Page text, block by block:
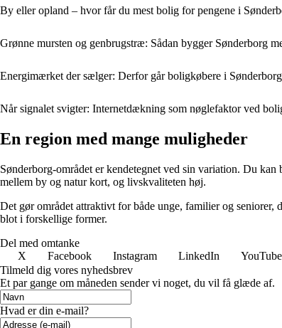
By eller opland – hvor får du mest bolig for pengene i
Grønne mursten og genbrugstræ: Sådan bygger Sønderborg
Energimærket der sælger: Derfor går boligkøbere i
Når signalet svigter: Internetdækning som nøglefaktor ved
En region med mange muligheder
Sønderborg-området er kendetegnet ved sin variation. Du
mellem by og natur kort, og livskvaliteten høj.
Det gør området attraktivt for både unge, familier og
blot i forskellige former.
Del med omtanke
X
Facebook Instagram LinkedIn YouTube
Tilmeld dig vores nyhedsbrev
Et par gange om måneden sender vi noget, du vil få glæde af.
Hvad er din e-mail?